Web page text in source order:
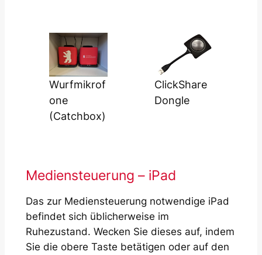
Wurfmikrof
one
(Catchbox)
ClickShare
Dongle
Mediensteuerung – iPad
Das zur Mediensteuerung notwendige iPad
befindet sich üblicherweise im
Ruhezustand. Wecken Sie dieses auf, indem
Sie die obere Taste betätigen oder auf den